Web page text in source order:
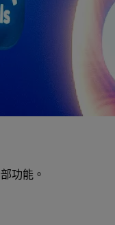
功能。